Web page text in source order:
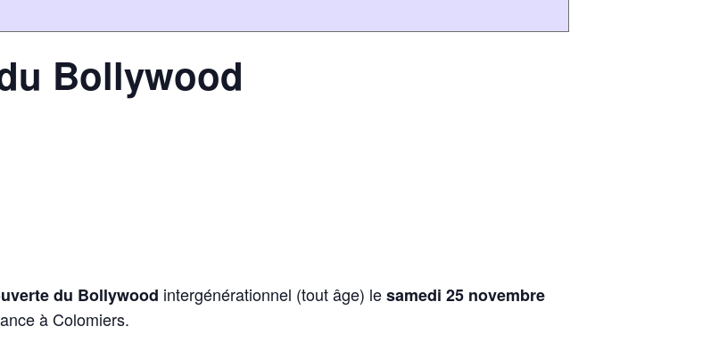
Bollywood
du Bollywood intergénérationnel (tout âge) lesamedi 25 novembre
à Colomiers.